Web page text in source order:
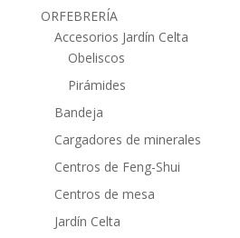
ORFEBRERÍA
Accesorios Jardín Celta
Obeliscos
Pirámides
Bandeja
Cargadores de minerales
Centros de Feng-Shui
Centros de mesa
Jardín Celta